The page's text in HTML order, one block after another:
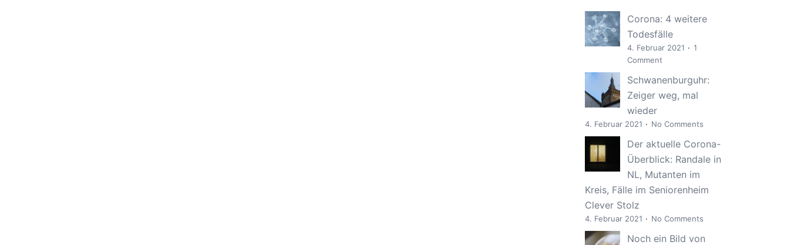
Corona: 4 weitere
Todesfälle
4. Februar 2021
1
Comment
Schwanenburguhr:
Zeiger weg, mal
wieder
4. Februar 2021 No Comments
Der aktuelle Corona-
Überblick: Randale in
NL, Mutanten im
Kreis, Fälle im Seniorenheim
Clever Stolz
4. Februar 2021 No Comments
Noch ein Bild von